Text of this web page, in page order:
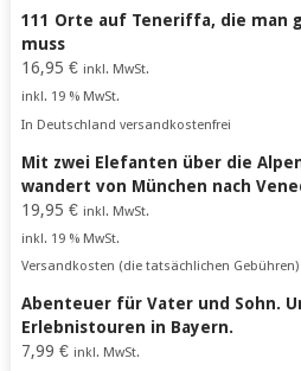
111 Orte auf Teneriffa, die man
muss
16,95 € inkl. MwSt.
inkl. 19 % MwSt.
In Deutschland versandkostenfrei
Mit zwei Elefanten über die
wandert von München nach
19,95 € inkl. MwSt.
inkl. 19 % MwSt.
Versandkosten (die tatsächlichen
Abenteuer für Vater und Sohn.
Erlebnistouren in Bayern.
7,99 € inkl. MwSt.